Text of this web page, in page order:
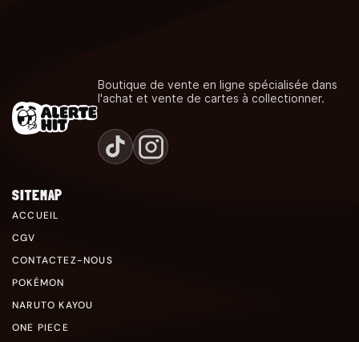
Boutique de vente en ligne spécialisée dans
l'achat et vente de cartes à collectionner.
SITEMAP
ACCUEIL
CGV
CONTACTEZ-NOUS
POKÉMON
NARUTO KAYOU
ONE PIECE